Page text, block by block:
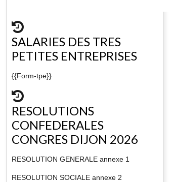
SALARIES DES TRES
PETITES ENTREPRISES
{{Form-tpe}}
RESOLUTIONS
CONFEDERALES
CONGRES DIJON 2026
RESOLUTION GENERALE annexe 1
RESOLUTION SOCIALE annexe 2